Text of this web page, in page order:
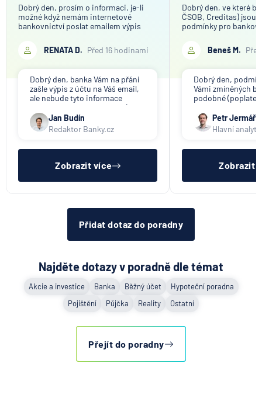
Partners Banka spouští
termínovaný vklad 4,33 %
p.a. na 6 měsíců
5.8.2026 Daně
Jak dnes vykládat výsledky
zátěžových testů ČNB
Zobrazit všechny články
Dobrý den, prosím o informaci, je-li
možné když nemám internetové
bankovnictví poslat emailem výpis
společnosti, které toto požaduje za
účelem ověření bankovního účtu.
RENATA D. Před 16 hodinami
Dobrý den, banka Vám na přání
zašle výpis z účtu na Váš email,
ale nebude tyto informace
poskytovat třetím osobám (jiné
společnosti). Případné
přeposlání emailu s výpisem
jiným osobám či společnostem
Jan Budín
Redaktor Banky.cz
Zobrazit více
Dobrý den, ve které
ČSOB, Creditas) jsou
podmínky pro
Objem finanční
je mezi 9,2 a 10,0 mil.
Beneš M.
Dobrý den,
Vámi zmíněných
podobné
náš srovnávač
Banky tuto službu
jen svým
Petr Jermář
Hlavní
Zobrazit
Přidat dotaz do poradny
Najděte dotazy v poradně dle témat
Akcie a investice Banka Běžný účet
Hypoteční poradna
Pojištění
Půjčka Reality Ostatní
Přejít do poradny